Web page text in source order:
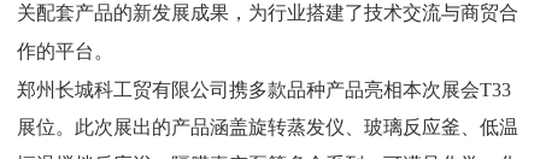
关配套产品的新发展成果，为行业搭建了技术交流与商贸合
作的平台。
郑州长城科工贸有限公司携多款品种产品亮相本次展会T33
展位。此次展出的产品涵盖旋转蒸发仪、玻璃反应釜、低温